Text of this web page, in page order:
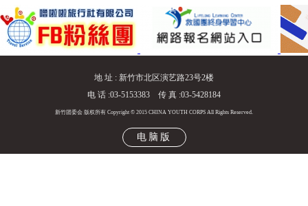
地 址 : 新竹市北区演艺路23号2楼
电 话 :03-5153383 传 真 :03-5428184
新竹团委会 版权所有 Copyright © 2015 CHINA YOUTH CORPS All Rights Reserved.
电脑版